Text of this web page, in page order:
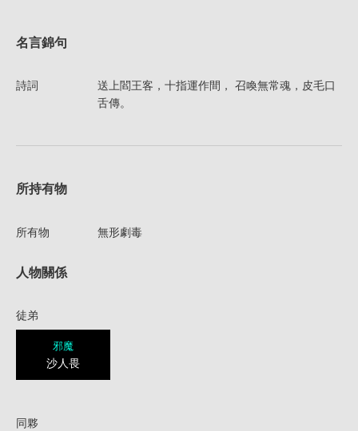
名言錦句
詩詞
送上閻王客，十指運作間， 召喚無常魂，皮毛口
舌傳。
所持有物
所有物 無形劇毒
人物關係
徒弟
邪魔
沙人畏
同夥